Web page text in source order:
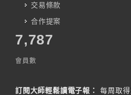
交易條款
合作提案
7,787
會員數
訂閱大師輕鬆讀電子報：
每周取